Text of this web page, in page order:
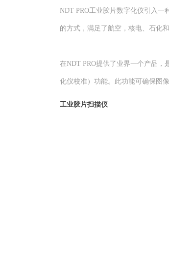
NDT PRO工业胶片数字化仪引入
的方式，满足了航空，核电、石化
在NDT PRO提供了业界一个产品
化仪校准）功能。此功能可确保图
工业胶片扫描仪